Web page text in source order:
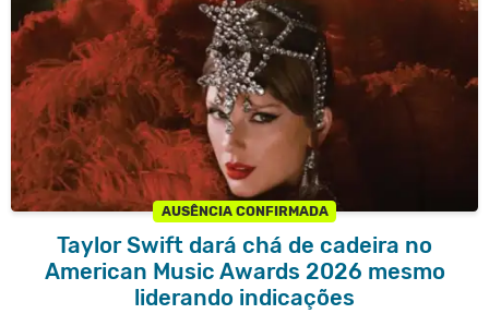
AUSÊNCIA CONFIRMADA
Taylor Swift dará chá de cadeira no
American Music Awards 2026 mesmo
liderando indicações